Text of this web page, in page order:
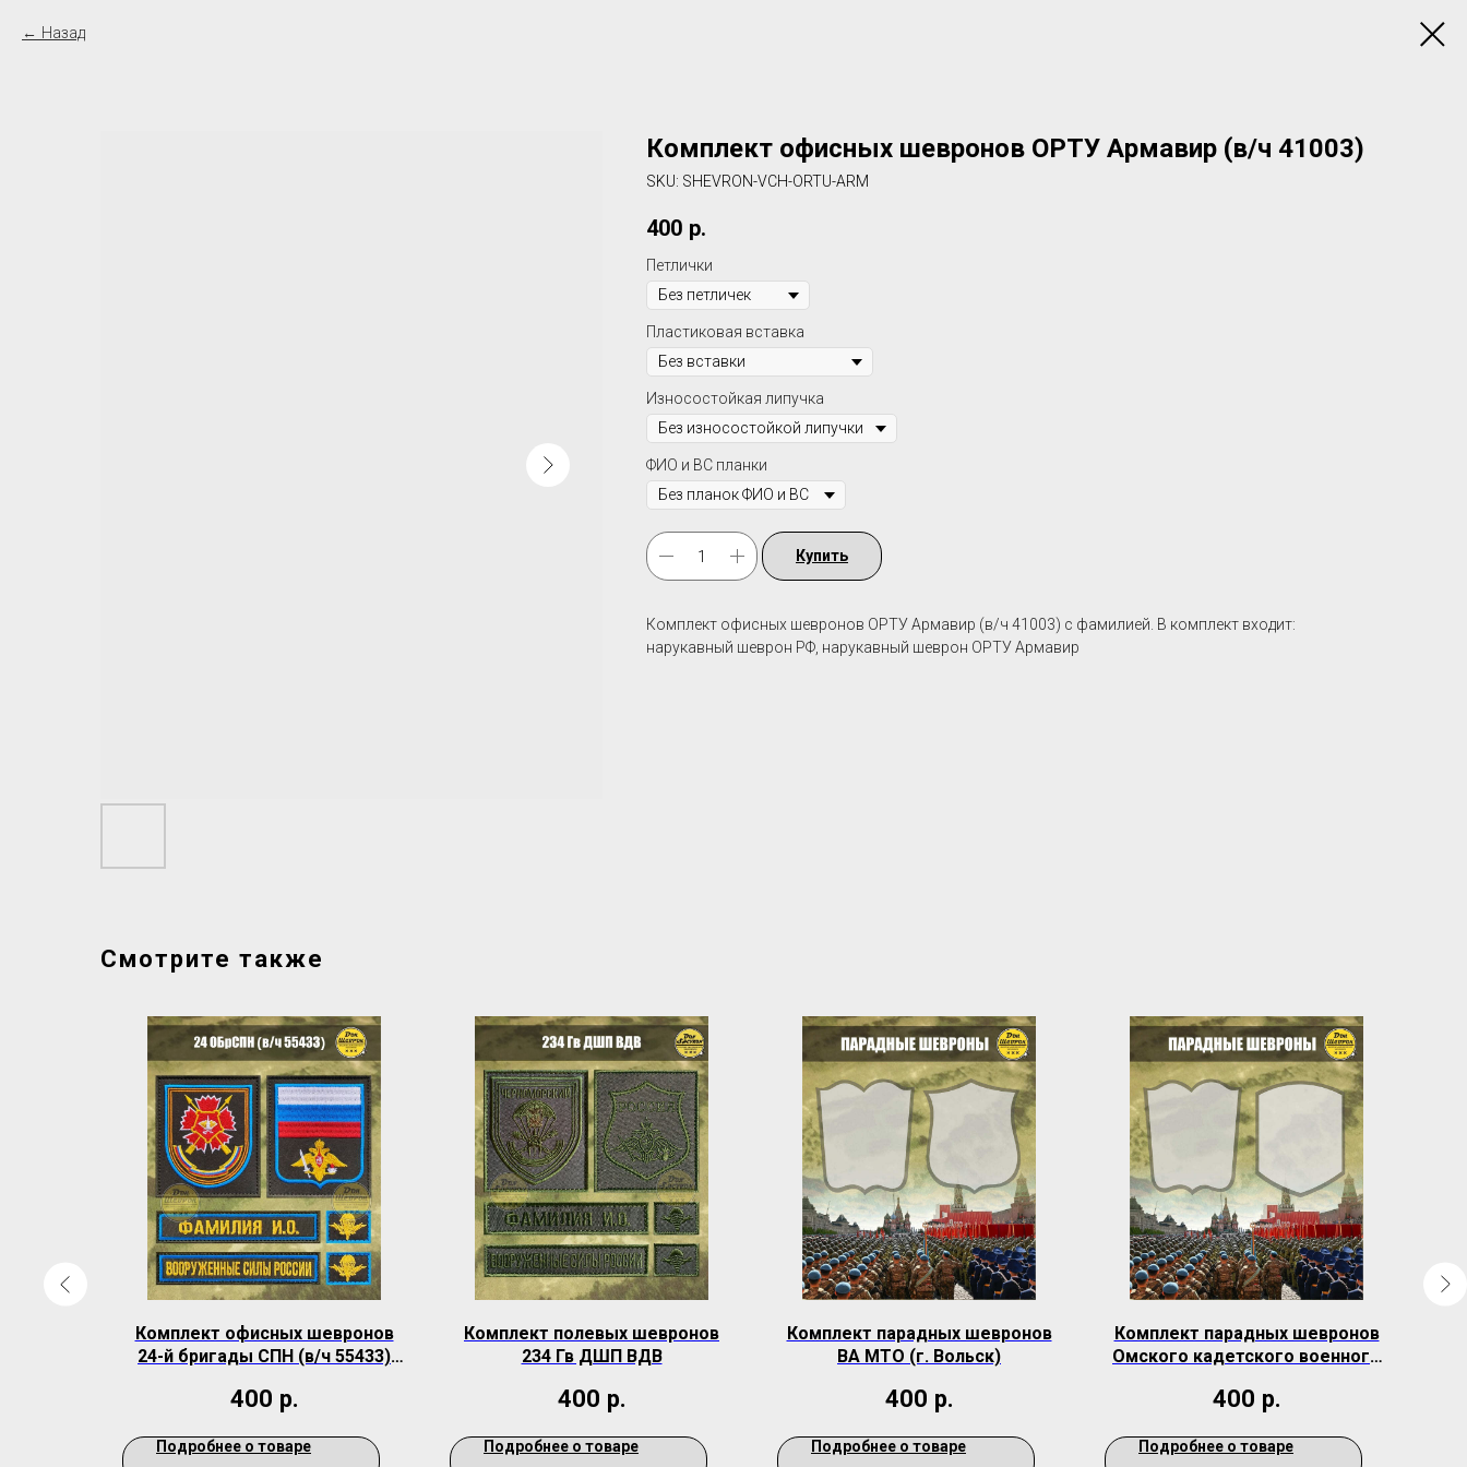
Назад
Комплект офисных шевронов ОРТУ Армавир (в/ч 41003)
SKU: SHEVRON-VCH-ORTU-ARM
400 р.
Петлички
Пластиковая вставка
Износостойкая липучка
ФИО и ВС планки
Купить
Комплект офисных шевронов ОРТУ Армавир (в/ч 41003) c фамилией. В комплект входит:
нарукавный шеврон РФ, нарукавный шеврон ОРТУ Армавир
Смотрите также
Комплект офисных шевронов
24-й бригады СПН (в/ч 55433)
400 р.
Подробнее о товаре
Комплект полевых шевронов
234 Гв ДШП ВДВ
400 р.
Подробнее о товаре
Комплект парадных шевронов
ВА МТО (г. Вольск)
400 р.
Подробнее о товаре
Комплект парадных шевронов
Омского кадетского военного
400 р.
Подробнее о товаре